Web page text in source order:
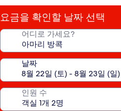
요금을 확인할 날짜 선택
어디로 가세요?
날짜
인원 수